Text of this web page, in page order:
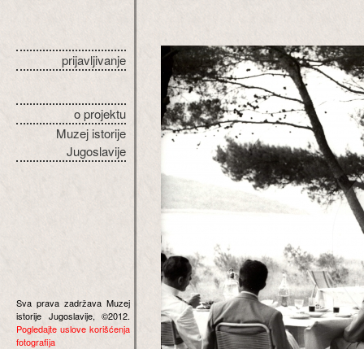
prijavljivanje
o projektu
Muzej istorije
Jugoslavije
Sva prava zadržava Muzej
istorije Jugoslavije, ©2012.
Pogledajte uslove korišćenja
fotografija